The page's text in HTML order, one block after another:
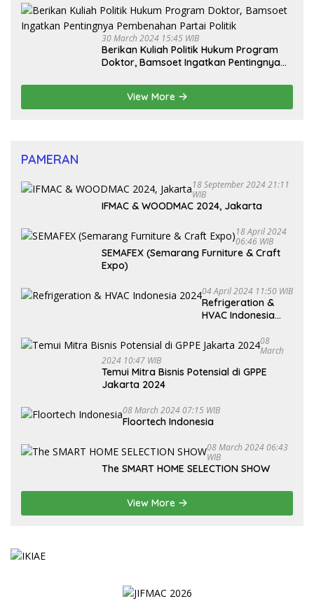
Senjata Api
30 March 2024 15:45 WIB
Berikan Kuliah Politik Hukum Program
Doktor, Bamsoet Ingatkan Pentingnya
View More
PAMERAN
18 September 2024 21:11
WIB
IFMAC & WOODMAC 2024, Jakarta
18 April 2024
06:46 WIB
SEMAFEX (Semarang Furniture & Craft
Expo)
04 April 2024 11:50 WIB
Refrigeration &
HVAC Indonesia
08
March
2024 10:47 WIB
Temui Mitra Bisnis Potensial di GPPE
Jakarta 2024
08 March 2024 07:15 WIB
Floortech Indonesia
08 March 2024 06:43
WIB
The SMART HOME SELECTION SHOW
View More